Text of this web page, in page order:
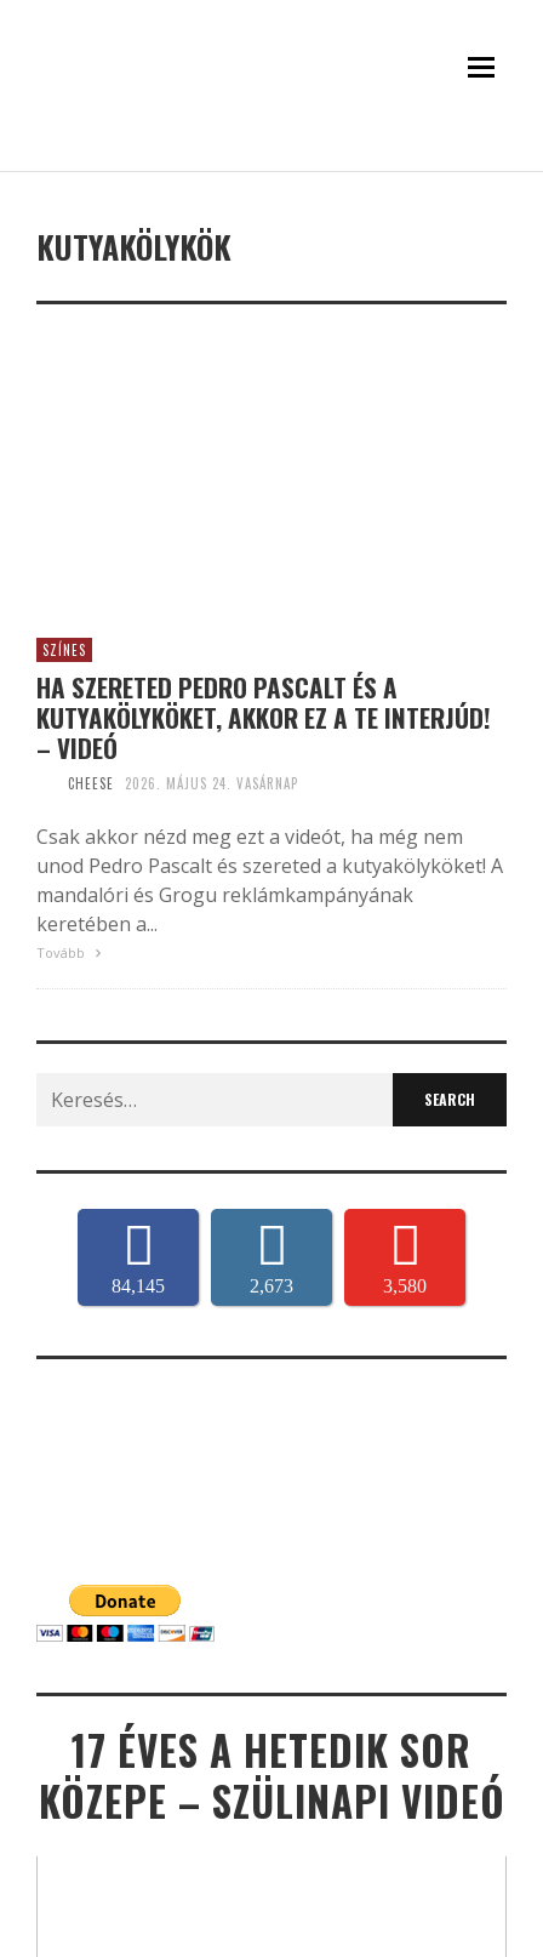
KUTYAKÖLYKÖK
SZÍNES
HA SZERETED PEDRO PASCALT ÉS A
KUTYAKÖLYKÖKET, AKKOR EZ A TE INTERJÚD!
– VIDEÓ
CHEESE 2026. MÁJUS 24. VASÁRNAP
Csak akkor nézd meg ezt a videót, ha még nem
unod Pedro Pascalt és szereted a kutyakölyköket! A
mandalóri és Grogu reklámkampányának
keretében a...
Tovább
Search
for:
84,145 2,673 3,580
17 ÉVES A HETEDIK SOR
KÖZEPE – SZÜLINAPI VIDEÓ